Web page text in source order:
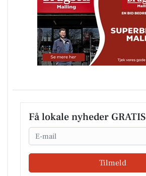
Få lokale nyheder GRATIS
Email
Tilmeld